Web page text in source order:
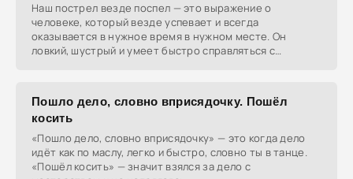
Наш пострел везде поспел — это выражение о
человеке, который везде успевает и всегда
оказывается в нужное время в нужном месте. Он
ловкий, шустрый и умеет быстро справляться с
Пошло дело, словно вприсядочку. Пошёл
косить
«Пошло дело, словно вприсядочку» — это когда дело
идёт как по маслу, легко и быстро, словно ты в танце.
«Пошёл косить» — значит взялся за дело с